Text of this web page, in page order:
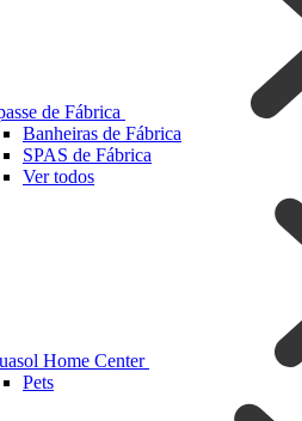
de Fábrica
Banheiras de Fábrica
SPAS de Fábrica
Ver todos
Home Center
Pets